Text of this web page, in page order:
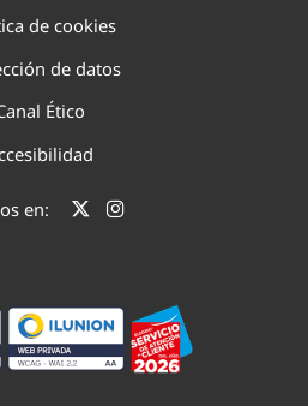
de cookies
de datos
Ético
en: